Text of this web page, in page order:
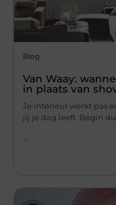
Blog
Van Waay:
in plaats van
Je interieur werkt pas
jij je dag leeft. Begin